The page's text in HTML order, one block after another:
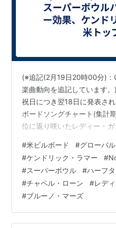
(※追記(2月19日20時00分)
楽曲動向を追記しています
祝日につき翌18日に発表さ
ボードソングチャート(集計
位に返り咲いたレディー・
ー「Not Like Us」が昨年7月
目の首位を獲得しています。
Us’ Surges Back to No. 1
#米ビルボード #グローバ
#ケンドリック・ラマー #
#スーパーボウル #ハーフ
#チャペル・ローン #レデ
#ブルーノ・マーズ